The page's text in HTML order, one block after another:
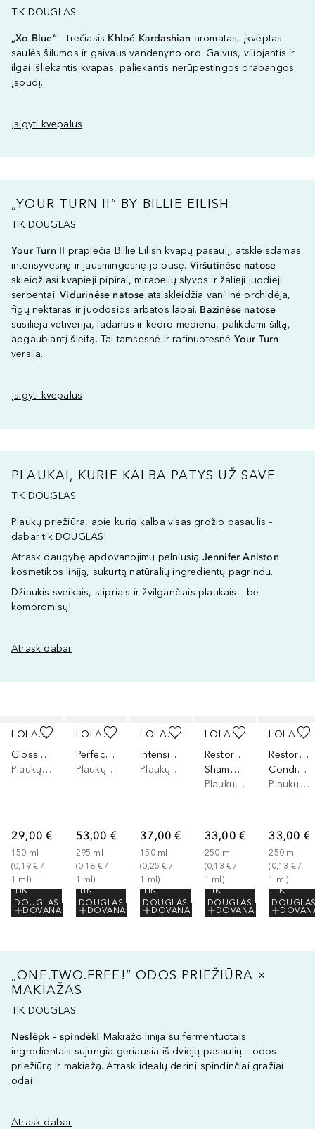
TIK DOUGLAS
„Xo Blue“– trečiasis Khloé Kardashian aromatas, įkvėptas
saulės šilumos ir gaivaus vandenyno oro. Gaivus, viliojantis ir
ilgai išliekantis kvapas, paliekantis nerūpestingos prabangos
įspūdį.
Įsigyti kvepalus
„YOUR TURN II“ BY BILLIE EILISH
TIK DOUGLAS
Your Turn II praplečia Billie Eilish kvapų pasaulį, atskleisdamas
intensyvesnę ir jausmingesnę jo pusę. Viršutinėse natose
skleidžiasi kvapieji pipirai, mirabelių slyvos ir žalieji juodieji
serbentai.Vidurinėse natose atsiskleidžia vanilinė orchidėja,
figų nektaras ir juodosios arbatos lapai. Bazinėse natose
susilieja vetiverija, ladanas ir kedro mediena, palikdami šiltą,
apgaubiantį šleifą. Tai tamsesnė ir rafinuotesnė Your Turn
versija.
Įsigyti kvepalus
PLAUKAI, KURIE KALBA PATYS UŽ SAVE
TIK DOUGLAS
Plaukų priežiūra, apie kurią kalba visas grožio pasaulis –
dabar tik DOUGLAS!
Atrask daugybę apdovanojimų pelniusią Jennifer Aniston
kosmetikos liniją, sukurtą natūralių ingredientų pagrindu.
Džiaukis sveikais, stipriais ir žvilgančiais plaukais – be
kompromisų!
Atrask dabar
LOLAVIE
Glossing Detangler
Plaukų lakas
29,00 €
150 ml
(0,19 € /
1 ml )
TIK
DOUGLAS
DOVANA
LOLAVIE
Perfecting Leave-In
Plaukų kondicionierius
53,00 €
295 ml
(0,18 € /
1 ml)
TIK
DOUGLAS
DOVANA
LOLAVIE
Intensive Repair Treatment
Plaukų atstatomoji priemonė
37,00 €
150 ml
(0,25 € /
1
ml )
TIK
DOUGLAS
DOVANA
LOLAVIE
Restorative
Shampoo
Plaukų šampūnas
33,00 €
250 ml
(0,13 € /
1 ml )
TIK
DOUGLAS
DOVANA
LOLAVIE
Restorative
Conditioner
Plaukų kondicionierius
33,00 €
250 ml
(0,13 € /
1
ml)
TIK
„ONE.TWO.FREE!“ ODOS PRIEŽIŪRA ×
MAKIAŽAS
TIK DOUGLAS
Neslėpk – spindėk! Makiažo linija su fermentuotais
ingredientais sujungia geriausia iš dviejų pasaulių – odos
priežiūrą ir makiažą. Atrask idealų derinį spindinčiai gražiai
odai!
Atrask dabar